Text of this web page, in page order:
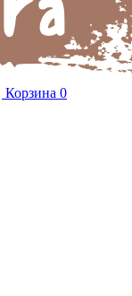
Корзина 0